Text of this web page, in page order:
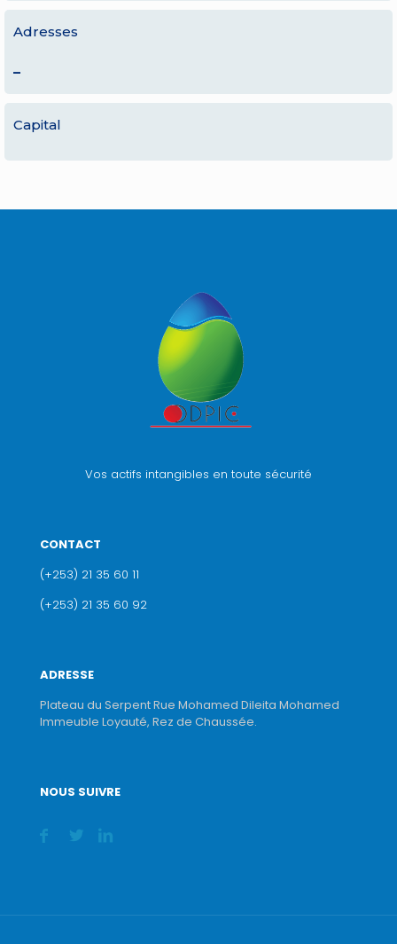
Adresses
–
Capital
Vos actifs intangibles en toute sécurité
CONTACT
(+253) 21 35 60 11
(+253) 21 35 60 92
ADRESSE
Plateau du Serpent Rue Mohamed Dileita Mohamed
Immeuble Loyauté, Rez de Chaussée.
NOUS SUIVRE